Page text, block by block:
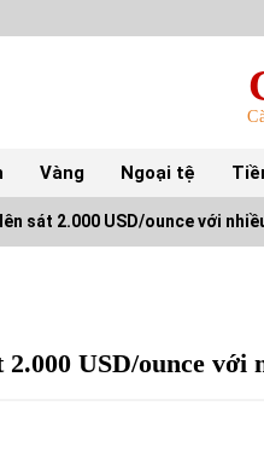
Vàng Ngoại tệ
sát 2.000 USD/ounce với
USD/ounce với